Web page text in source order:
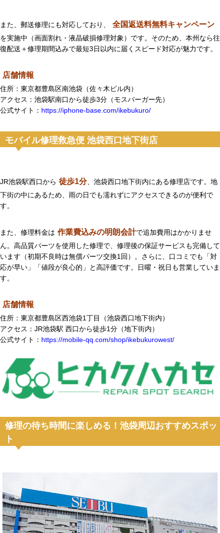
また、郵送修理にも対応しており、 全国返送料無料キャンペーン
を実施中（画面割れ・液晶破損修理対象）です。そのため、本州なら往
復配送＋修理期間込みで最短3日以内に届くスピード対応が魅力です。
店舗情報
住所：東京都豊島区南池袋（佐々木ビル内）
アクセス：池袋駅南口から徒歩3分（モスバーガー先）
公式サイト： https://iphone-base.com/ikebukuro/
モバイル修理救急便 池袋西口地下街店
JR池袋駅西口から 徒歩1分、池袋西口地下街内にある修理店です。地
下街の中にあるため、雨の日でも濡れずにアクセスできるのが便利で
す。
また、修理料金は 作業費込みの明朗会計で追加費用はかかりませ
ん。高品質パーツを使用した修理で、修理後の保証サービスも完備して
います（初期不良時は無償パーツ交換1回）。さらに、口コミでも「対
応が早い」「値段が良心的」と高評価です。日曜・祝日も営業していま
す。
店舗情報
住所：東京都豊島区西池袋1丁目（池袋西口地下街内）
アクセス：JR池袋駅 西口から徒歩1分（地下街内）
公式サイト： https://mobile-qq.com/shop/ikebukurowest/
修理の待ち時間に楽しめる！池袋周辺おすすめスポッ
ト